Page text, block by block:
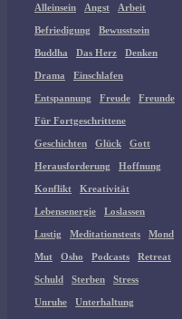
Alleinsein Angst Arbeit
Befriedigung Bewusstsein
Buddha Das Herz Denken
Drama Einschlafen
Entspannung Freude Freunde
Für Fortgeschrittene
Geschichten Glück Gott
Herausforderung Hoffnung
Konflikt Kreativität
Lebensenergie Loslassen
Lustig Meditationstests Mond
Mut Osho Podcasts Retreat
Schuld Sterben Stress
Unruhe Unterhaltung